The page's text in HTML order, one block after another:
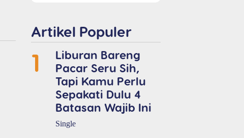
Artikel Populer
1
Liburan Bareng
Pacar Seru Sih,
Tapi Kamu Perlu
Sepakati Dulu 4
Batasan Wajib Ini
Single